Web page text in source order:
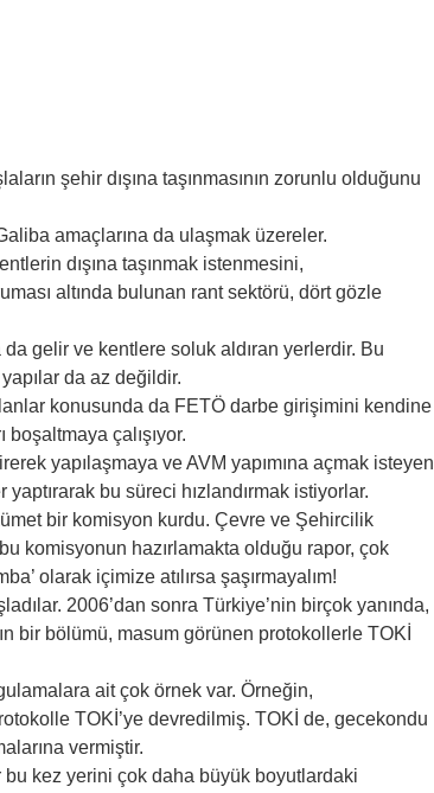
şehir dışına taşınmasının zorunlu olduğunu
amaçlarına da ulaşmak üzereler.
dışına taşınmak istenmesini,
altında bulunan rant sektörü, dört gözle
gelir ve kentlere soluk aldıran yerlerdir. Bu
da az değildir.
konusunda da FETÖ darbe girişimini kendine
çalışıyor.
yapılaşmaya ve AVM yapımına açmak isteyen
bu süreci hızlandırmak istiyorlar.
bir komisyon kurdu. Çevre ve Şehircilik
komisyonun hazırlamakta olduğu rapor, çok
olarak içimize atılırsa şaşırmayalım!
2006’dan sonra Türkiye’nin birçok yanında,
bir bölümü, masum görünen protokollerle TOKİ
ait çok örnek var. Örneğin,
TOKİ’ye devredilmiş. TOKİ de, gecekondu
vermiştir.
kez yerini çok daha büyük boyutlardaki